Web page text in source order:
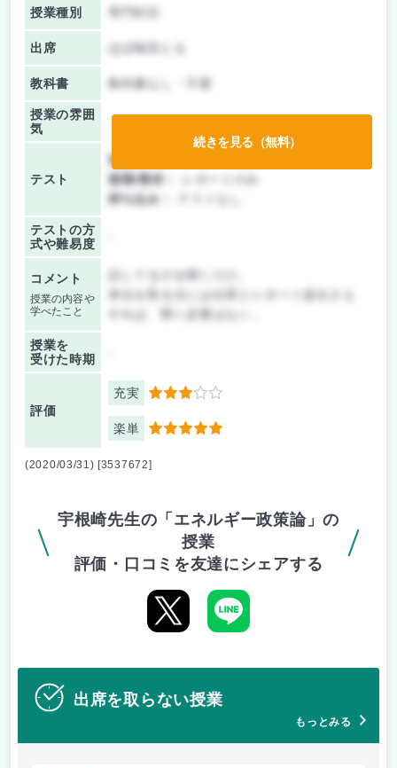
授業種別
出席 ほぼ毎回とる
教科書 教科書なし・不要
授業の雰囲
気
テスト
前期/中間：
後期/期末：
持ち込み：
テストの方
式や難易度
コメント
授業の内容や
学べたこと
授業を
受けた時期
評価
充実 3
楽単 5
続きを見る（無料）
(2020/03/31) [3537672]
宇根崎先生の「エネルギー政策論」の
授業
評価・口コミを友達にシェアする
出席を取らない授業
もっとみる